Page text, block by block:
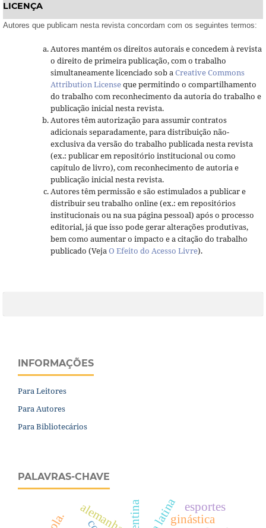
LICENÇA
Autores que publicam nesta revista concordam com os seguintes termos:
Autores mantém os direitos autorais e concedem à revista
o direito de primeira publicação, com o trabalho
simultaneamente licenciado sob aCreative Commons
Attribution Licenseque permitindo o compartilhamento
do trabalho com reconhecimento da autoria do trabalho e
publicação inicial nesta revista.
Autores têm autorização para assumir contratos
adicionais separadamente, para distribuição não-
exclusiva da versão do trabalho publicada nesta revista
(ex.: publicar em repositório institucional ou como
capítulo de livro), com reconhecimento de autoria e
publicação inicial nesta revista.
Autores têm permissão e são estimulados a publicar e
distribuir seu trabalho online (ex.: em repositórios
institucionais ou na sua página pessoal) após o processo
editorial, já que isso pode gerar alterações produtivas,
bem como aumentar o impacto e a citação do trabalho
publicado (VejaO Efeito do Acesso Livre).
INFORMAÇÕES
Para Leitores
Para Autores
Para Bibliotecários
PALAVRAS-CHAVE
alemanha ginástica
esportes